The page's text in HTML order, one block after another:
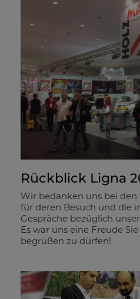
Rückblick Ligna
Wir bedanken uns bei den
für deren Besuch und die
Gespräche bezüglich
Es war uns eine Freude
begrüßen zu dürfen!